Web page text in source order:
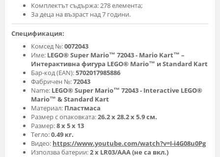
Комплектът съдържа: 278 елемента;
За деца на възраст над 7 години.
Спецификация:
Комсед №:0072043
Име: LEGO® Super Mario™ 72043 - Mario Kart™ –
Интерактивна фигура LEGO® Mario™ и Standard Kart
Бар-код (EAN):5702017985886
Фабричен №:72043
Name: LEGO® Super Mario™ 72043 - Interactive LEGO®
Mario™ & Standard Kart
Материал: Пластмаса
Размер с опаковката:26.2 x 28.2 x 5.9 см.
Размер:8 х 5 х 13
Тегло:0.49 кг.
Видео: https://www.youtube.com/watch?v=I-i4G08u0Pg
Използва батерии:2 х LR03/AAA (не са вкл.)